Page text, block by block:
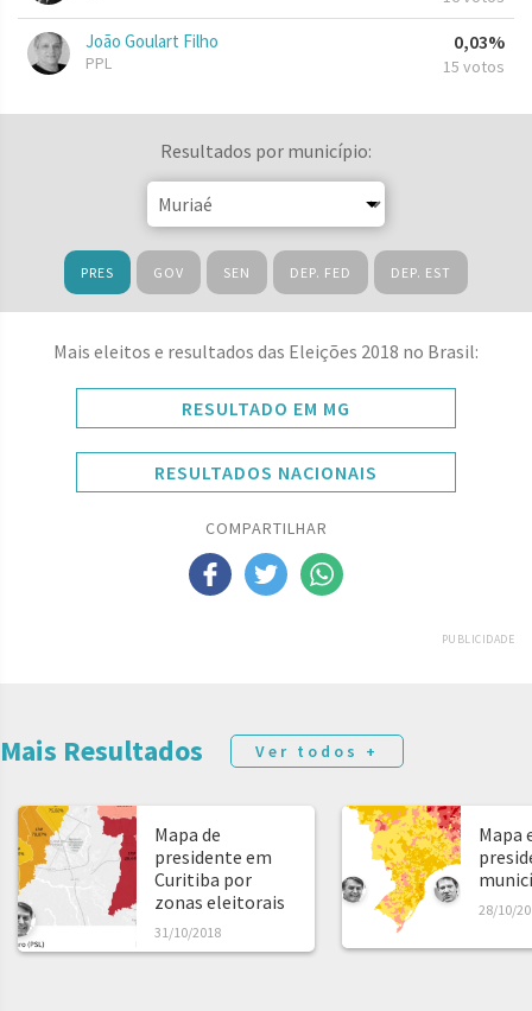
João Goulart Filho
PPL
0,03%
15 votos
Resultados por município:
PRES GOV SEN DEP. FED DEP. EST
Mais eleitos e resultados das Eleições 2018 no Brasil:
RESULTADO EM MG
RESULTADOS NACIONAIS
COMPARTILHAR
PUBLICIDADE
Mais Resultados Ver todos +
Mapa de
presidente em
Curitiba por
zonas eleitorais
31/10/2018
Mapa
28/10/